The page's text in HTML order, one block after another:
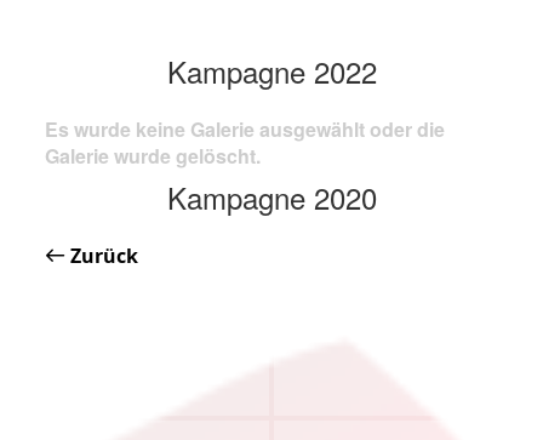
Kampagne 2022
Es wurde keine Galerie ausgewählt oder die
Galerie wurde gelöscht.
Kampagne 2020
Zurück